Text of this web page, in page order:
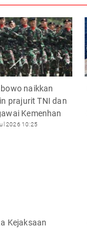
naikkan
prajurit TNI dan
Kemenhan
2026 10:25
Kejaksaan